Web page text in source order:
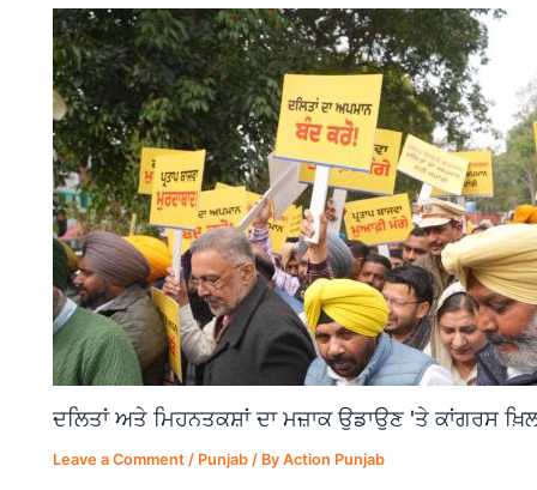
ਦਲਿਤਾਂ ਅਤੇ ਮਿਹਨਤਕਸ਼ਾਂ ਦਾ ਮਜ਼ਾਕ ਉਡਾਉਣ 'ਤੇ ਕਾਂਗਰਸ
Leave a Comment / Punjab / ByAction Punjab